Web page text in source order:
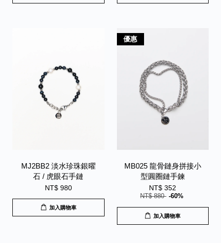
MJ2BB2 淡水珍珠銀曜
石 / 虎眼石手鏈
NT$ 980
加入購物車
優惠
MB025 龍骨鏈身拼接小
型圓圈鏈手鍊
NT$ 352
NT$ 880 -60%
加入購物車